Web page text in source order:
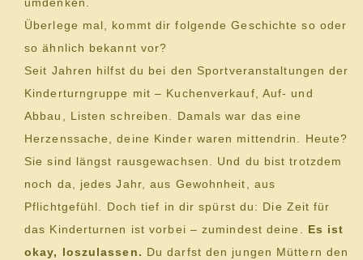
umdenken.
Überlege mal, kommt dir folgende Geschichte so oder
so ähnlich bekannt vor?
Seit Jahren hilfst du bei den Sportveranstaltungen der
Kinderturngruppe mit – Kuchenverkauf, Auf- und
Abbau, Listen schreiben. Damals war das eine
Herzenssache, deine Kinder waren mittendrin. Heute?
Sie sind längst rausgewachsen. Und du bist trotzdem
noch da, jedes Jahr, aus Gewohnheit, aus
Pflichtgefühl. Doch tief in dir spürst du: Die Zeit für
das Kinderturnen ist vorbei – zumindest deine. Es ist
okay, loszulassen. Du darfst den jungen Müttern den